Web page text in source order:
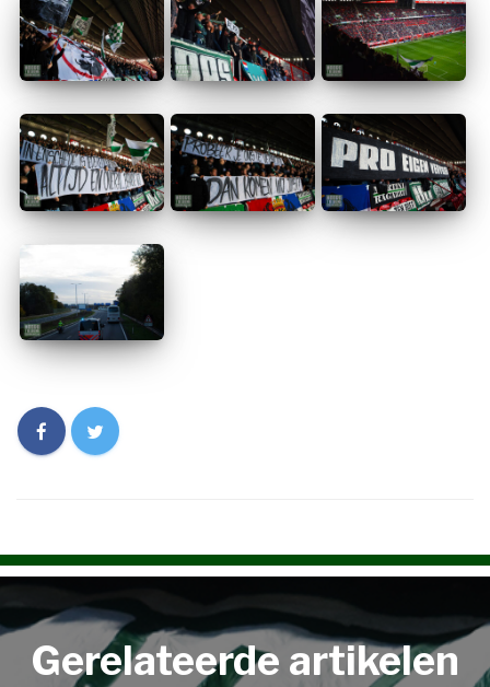
Gerelateerde artikelen